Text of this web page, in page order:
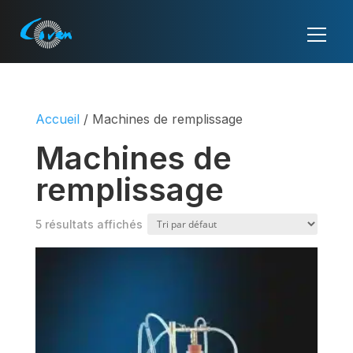
Accueil/ Machines de remplissage
Machines de
remplissage
5 résultats affichés